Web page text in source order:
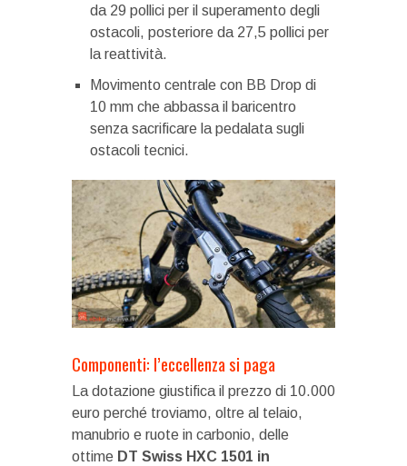
da 29 pollici per il superamento degli
ostacoli, posteriore da 27,5 pollici per
la reattività.
Movimento centrale con BB Drop di
10 mm che abbassa il baricentro
senza sacrificare la pedalata sugli
ostacoli tecnici.
Componenti: l’eccellenza si paga
La dotazione giustifica il prezzo di 10.000
euro perché troviamo, oltre al telaio,
manubrio e ruote in carbonio, delle
ottime DT Swiss HXC 1501 in